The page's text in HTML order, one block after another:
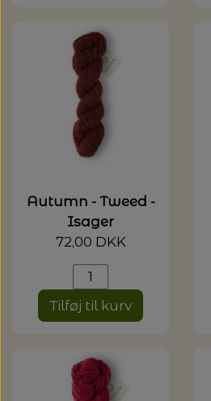
Autumn - Tweed -
Isager
72,00 DKK
Tilføj til kurv